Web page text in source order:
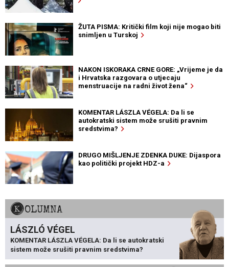
ŽUTA PISMA: Kritički film koji nije mogao biti
snimljen u Turskoj
NAKON ISKORAKA CRNE GORE: „Vrijeme je da
i Hrvatska razgovara o utjecaju
menstruacije na radni život žena“
KOMENTAR LÁSZLA VÉGELA: Da li se
autokratski sistem može srušiti pravnim
sredstvima?
DRUGO MIŠLJENJE ZDENKA DUKE: Dijaspora
kao politički projekt HDZ-a
KOLUMNA
LÁSZLÓ VÉGEL
KOMENTAR LÁSZLA VÉGELA: Da li se autokratski
sistem može srušiti pravnim sredstvima?